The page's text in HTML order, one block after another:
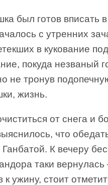
был готов вписать
с утренних
в кукование
покуда незваный
не тронув
жизнь.
от снега и
что
К вечеру
таки
к ужину, стоит